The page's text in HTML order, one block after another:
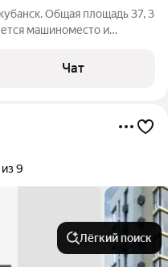
Общая площадь 37, 3
машиноместо и
санузел. В пешей
Чат
9
Лёгкий поиск